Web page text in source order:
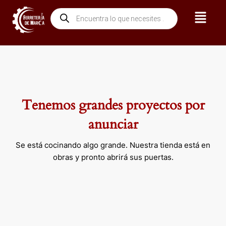
contenido
Búsqueda
de
productos
Menú
Tenemos grandes proyectos por
anunciar
Se está cocinando algo grande. Nuestra tienda está en
obras y pronto abrirá sus puertas.